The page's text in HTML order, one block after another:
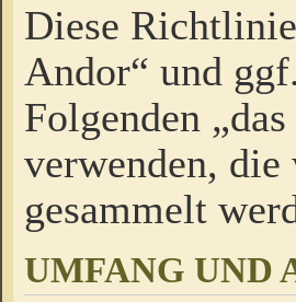
Diese
Andor“ und
Folgenden
verwenden, die
gesammelt
UMFANG UND